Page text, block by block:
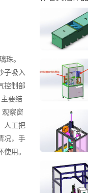
珠。
子吸入
控制部
要结
察窗
人工把
况，手
用。